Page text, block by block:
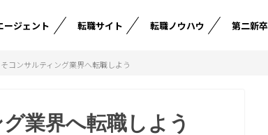
ージェント 転職サイト 転職ノウハウ 第二新卒
コンサルティング業界へ転職しよう
業界へ転職しよう